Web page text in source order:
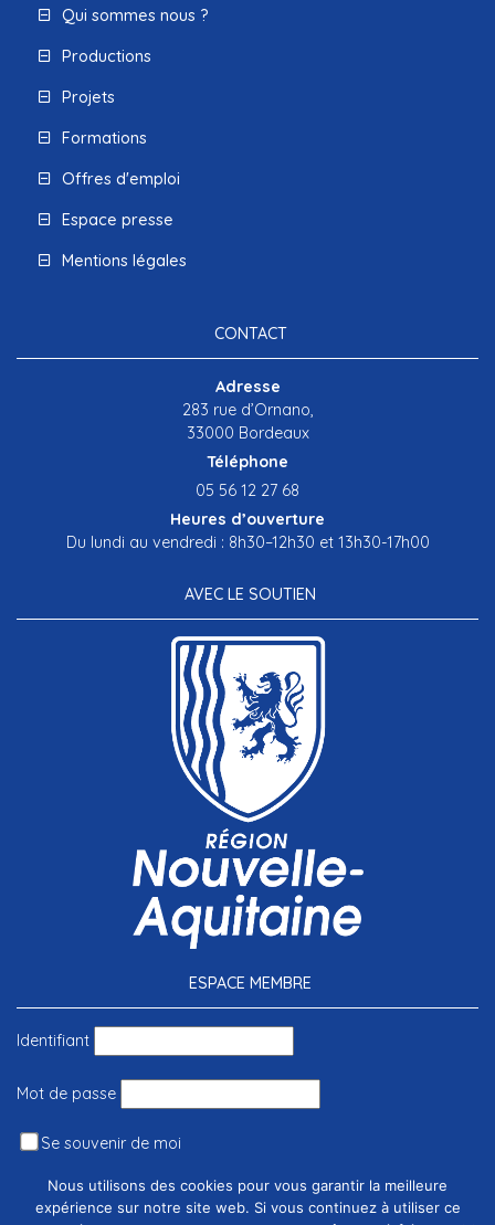
Qui sommes nous ?
Productions
Projets
Formations
Offres d'emploi
Espace presse
Mentions légales
CONTACT
Adresse
283 rue d’Ornano,
33000 Bordeaux
Téléphone
05 56 12 27 68
Heures d’ouverture
Du lundi au vendredi : 8h30–12h30 et 13h30-17h00
AVEC LE SOUTIEN
ESPACE MEMBRE
Identifiant
Mot de passe
Se souvenir de moi
Nous utilisons des cookies pour vous garantir la meilleure
expérience sur notre site web. Si vous continuez à utiliser ce